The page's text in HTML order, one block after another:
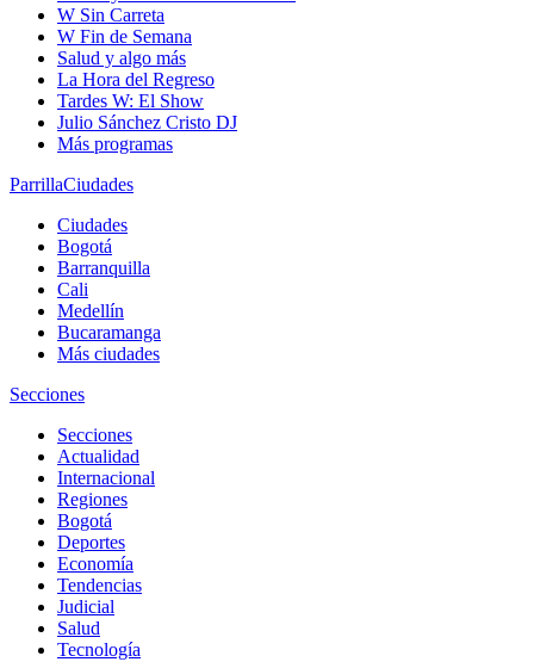
W Sin Carreta
W Fin de Semana
Salud y algo más
La Hora del Regreso
Tardes W: El Show
Julio Sánchez Cristo DJ
Más programas
ParrillaCiudades
Ciudades
Bogotá
Barranquilla
Cali
Medellín
Bucaramanga
Más ciudades
Secciones
Secciones
Actualidad
Internacional
Regiones
Bogotá
Deportes
Economía
Tendencias
Judicial
Salud
Tecnología